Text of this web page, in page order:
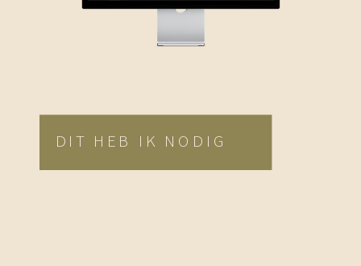
DIT HEB IK NODIG